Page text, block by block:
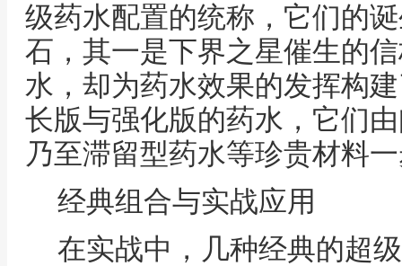
级药水配置的统称，它们的
石，其一是下界之星催生的
水，却为药水效果的发挥构
长版与强化版的药水，它们
乃至滞留型药水等珍贵材料
经典组合与实战应用
在实战中，几种经典的超